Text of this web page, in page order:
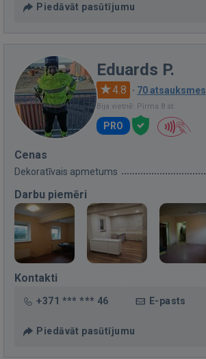
Piedāvāt pasūtījumu
Eduards P.
4.8 · 70 atsauksmes
Bija vietnē: Pirms 8 st.
PRO
Cenas
Dekoratīvais apmetums
Darbu piemēri
Kontakti
+371 *** *** 46 E-pasts
Piedāvāt pasūtījumu